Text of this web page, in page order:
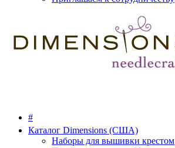
#
Каталог Dimensions (США)
Наборы для вышивки крестом